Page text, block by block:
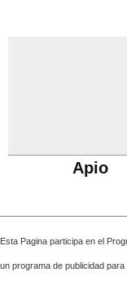
Apio
Esta Pagina participa en el
un programa de publicidad